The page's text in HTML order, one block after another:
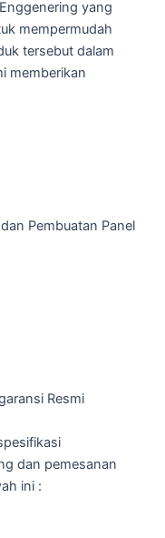
yang
mempermudah
tersebut dalam
memberikan
Pembuatan Panel
Resmi
dan pemesanan
ini :